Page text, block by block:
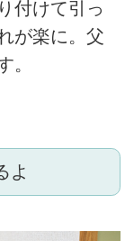
付けて引っ
が楽に。父
。
よ